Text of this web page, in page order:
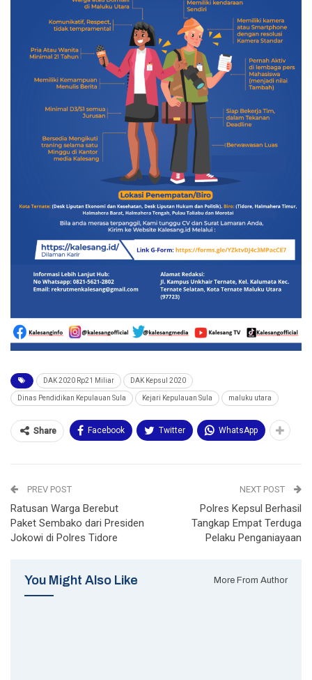
DAK 2020 Rp21 Miliar DAK Kepsul 2020
Dinas Pendidikan Kepulauan Sula Kejari Kepulauan Sula maluku utara
Share Facebook Twitter WhatsApp
PREV POST
Ratusan Warga Berebut
Paket Sembako dari Presiden
Jokowi di Polres Tidore
NEXT POST
Polres Kepsul Berhasil
Tangkap Empat Terduga
Pelaku Penganiayaan
You Might Also Like More From Author